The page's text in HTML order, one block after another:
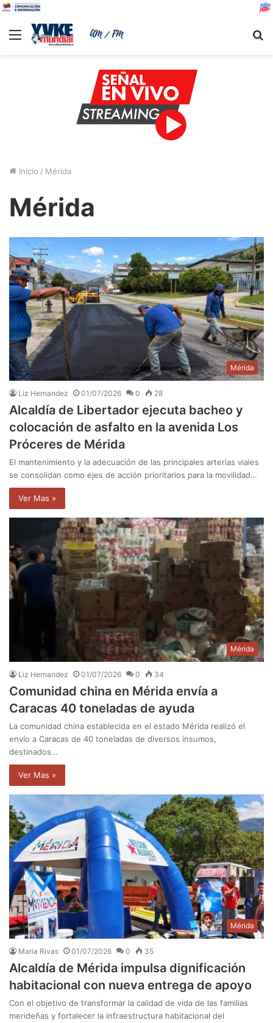
Menu
Inicio / Mérida
Mérida
Mérida
Liz Hernandez 01/07/2026 0 28
Alcaldía de Libertador ejecuta bacheo y
colocación de asfalto en la avenida Los
Próceres de Mérida
El mantenimiento y la adecuación de las principales arterias viales
se consolidan como ejes de acción prioritarios para la movilidad…
Ver Mas »
Mérida
Liz Hernandez 01/07/2026 0 34
Comunidad china en Mérida envía a
Caracas 40 toneladas de ayuda
La comunidad china establecida en el estado Mérida realizó el
envío a Caracas de 40 toneladas de diversos insumos,
destinados…
Ver Mas »
Mérida
Maria Rivas 01/07/2026 0 35
Alcaldía de Mérida impulsa dignificación
habitacional con nueva entrega de apoyo
​Con el objetivo de transformar la calidad de vida de las familias
merideñas y fortalecer la infraestructura habitacional del